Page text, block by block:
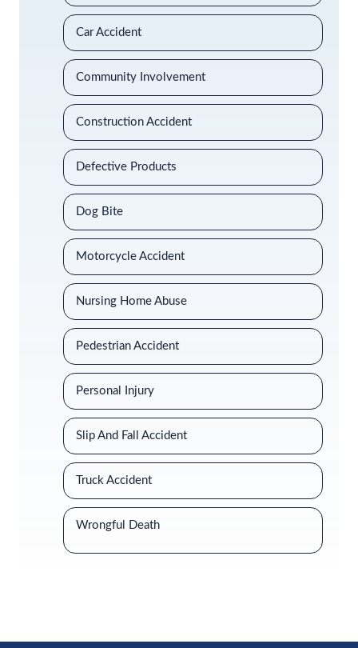
Car Accident
Community Involvement
Construction Accident
Defective Products
Dog Bite
Motorcycle Accident
Nursing Home Abuse
Pedestrian Accident
Personal Injury
Slip And Fall Accident
Truck Accident
Wrongful Death